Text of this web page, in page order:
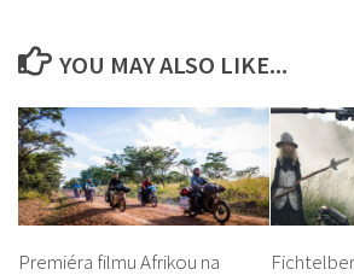
YOU MAY ALSO LIKE...
Premiéra filmu Afrikou na